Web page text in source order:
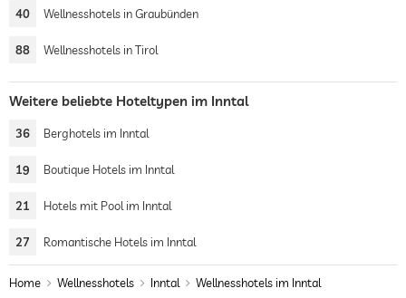
40 Wellnesshotels in Graubünden
88 Wellnesshotels in Tirol
Weitere beliebte Hoteltypen im Inntal
36 Berghotels im Inntal
19 Boutique Hotels im Inntal
21 Hotels mit Pool im Inntal
27 Romantische Hotels im Inntal
Home Wellnesshotels Inntal Wellnesshotels im Inntal